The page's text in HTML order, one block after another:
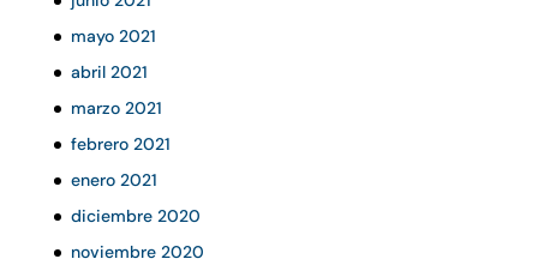
mayo 2021
abril 2021
marzo 2021
febrero 2021
enero 2021
diciembre 2020
noviembre 2020